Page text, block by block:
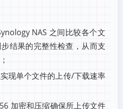
NAS 之间比较各个文
结果的完整性检查，从而支
现单个文件的上传/下载速率
加密和压缩确保所上传文件